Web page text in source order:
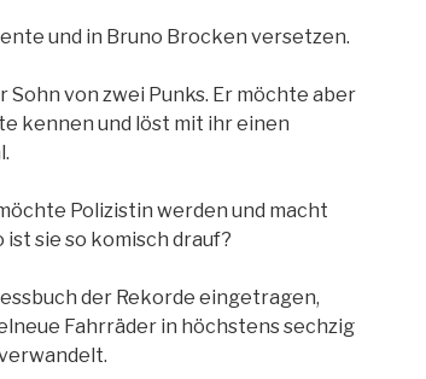
und in Bruno Brocken versetzen.
Sohn von zwei Punks. Er möchte aber
kennen und löst mit ihr einen
Polizistin werden und macht
sie so komisch drauf?
der Rekorde eingetragen,
Fahrräder in höchstens sechzig